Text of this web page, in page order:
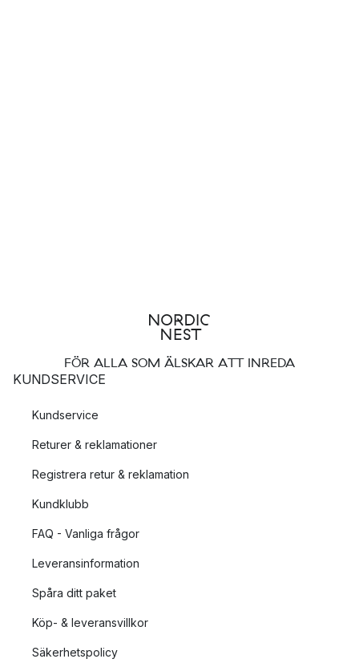
FÖR ALLA SOM ÄLSKAR ATT INREDA
KUNDSERVICE
Kundservice
Returer & reklamationer
Registrera retur & reklamation
Kundklubb
FAQ - Vanliga frågor
Leveransinformation
Spåra ditt paket
Köp- & leveransvillkor
Säkerhetspolicy